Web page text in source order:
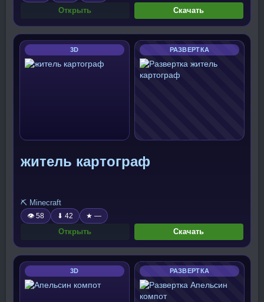
Открыть Скачать
3D РАЗВЕРТКА
житель картограф
⛏️ Minecraft
👁 58 ⬇ 42 ★ —
Открыть Скачать
3D РАЗВЕРТКА